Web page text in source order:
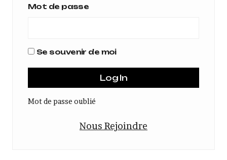
Mot de passe
Se souvenir de moi
Mot de passe oublié
Nous Rejoindre